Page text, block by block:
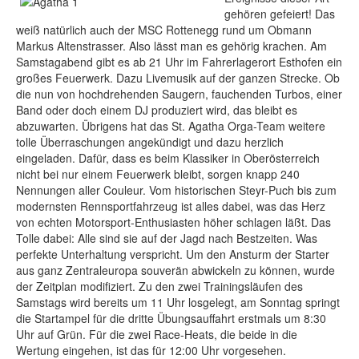
gehören gefeiert! Das
weiß natürlich auch der MSC Rottenegg rund um Obmann
Markus Altenstrasser. Also lässt man es gehörig krachen. Am
Samstagabend gibt es ab 21 Uhr im Fahrerlagerort Esthofen ein
großes Feuerwerk. Dazu Livemusik auf der ganzen Strecke. Ob
die nun von hochdrehenden Saugern, fauchenden Turbos, einer
Band oder doch einem DJ produziert wird, das bleibt es
abzuwarten. Übrigens hat das St. Agatha Orga-Team weitere
tolle Überraschungen angekündigt und dazu herzlich
eingeladen. Dafür, dass es beim Klassiker in Oberösterreich
nicht bei nur einem Feuerwerk bleibt, sorgen knapp 240
Nennungen aller Couleur. Vom historischen Steyr-Puch bis zum
modernsten Rennsportfahrzeug ist alles dabei, was das Herz
von echten Motorsport-Enthusiasten höher schlagen läßt. Das
Tolle dabei: Alle sind sie auf der Jagd nach Bestzeiten. Was
perfekte Unterhaltung verspricht. Um den Ansturm der Starter
aus ganz Zentraleuropa souverän abwickeln zu können, wurde
der Zeitplan modifiziert. Zu den zwei Trainingsläufen des
Samstags wird bereits um 11 Uhr losgelegt, am Sonntag springt
die Startampel für die dritte Übungsauffahrt erstmals um 8:30
Uhr auf Grün. Für die zwei Race-Heats, die beide in die
Wertung eingehen, ist das für 12:00 Uhr vorgesehen.